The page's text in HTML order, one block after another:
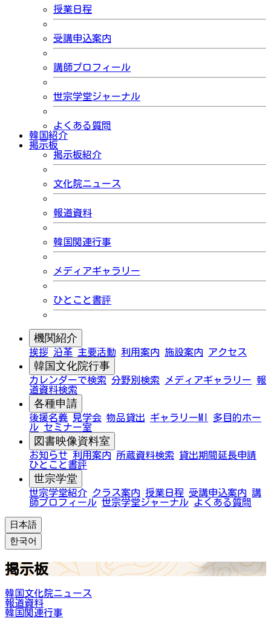
授業日程
受講申込案内
講師プロフィール
世宗学堂ジャーナル
よくある質問
韓国紹介
掲示板
掲示板紹介
文化院ニュース
報道資料
韓国関連行事
メディアギャラリー
ひとこと書評
機関紹介
挨拶 沿革 主要活動 利用案内 施設案内 アクセス
韓国文化院行事
カレンダーで検索 分野別検索 メディアギャラリー 報
道資料検索
各種申請
後援名義 見学会 物品貸出 ギャラリーMI
多目的ホー
ル セミナー室
図書映像資料室
お知らせ 利用案内 所蔵資料検索
貸出期間延長申請
ひとこと書評
世宗学堂
世宗学堂紹介 クラス案内 授業日程 受講申込案内 講
師プロフィール 世宗学堂ジャーナル よくある質問
日本語
한국어
掲示板
韓国文化院ニュース
報道資料
韓国関連行事